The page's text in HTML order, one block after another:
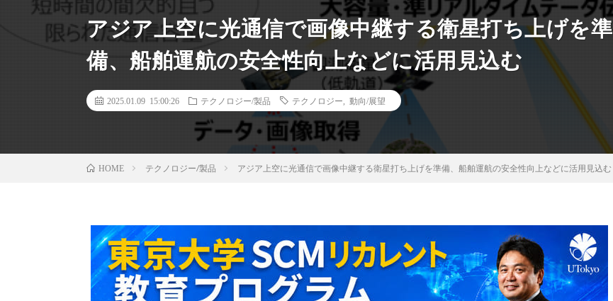
アジア上空に光通信で画像中継する衛星打ち上げを準
備、船舶運航の安全性向上などに活用見込む
2025.01.09 15:00:26 テクノロジー/製品 テクノロジー 動向/展望
HOME テクノロジー/製品 アジア上空に光通信で画像中継する衛星打ち上げを準備、船舶運航の安全性向上などに活用見込む